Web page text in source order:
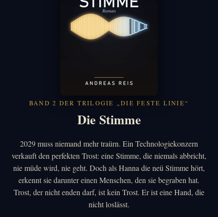
BAND 2 DER TRILOGIE „DIE FESTE LINIE“
Die Stimme
2029 muss niemand mehr traürn. Ein Technologiekonzern
verkauft den perfekten Trost: eine Stimme, die niemals abbricht,
nie müde wird, nie geht. Doch als Hanna die neü Stimme hört,
erkennt sie darunter einen Menschen, den sie begraben hat.
Trost, der nicht enden darf, ist kein Trost. Er ist eine Hand, die
nicht loslässt.